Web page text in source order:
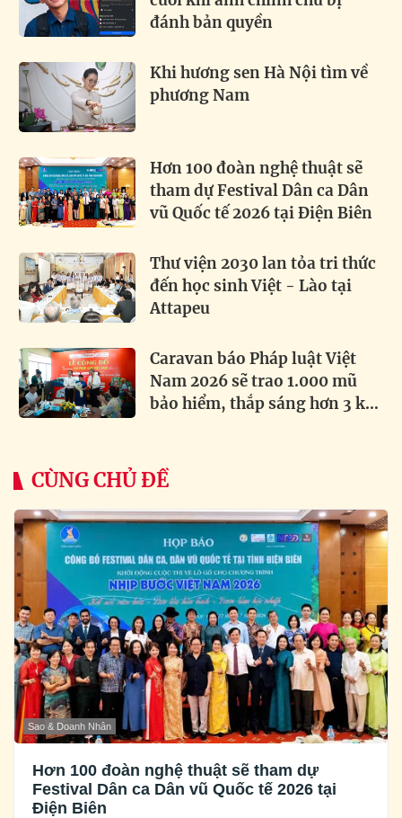
đánh bản quyền
Khi hương sen Hà Nội tìm về
phương Nam
Hơn 100 đoàn nghệ thuật sẽ
tham dự Festival Dân ca Dân
vũ Quốc tế 2026 tại Điện Biên
Thư viện 2030 lan tỏa tri thức
đến học sinh Việt - Lào tại
Attapeu
Caravan báo Pháp luật Việt
Nam 2026 sẽ trao 1.000 mũ
bảo hiểm, thắp sáng hơn 3 km
CÙNG CHỦ ĐỀ
Sao & Doanh Nhân
Hơn 100 đoàn nghệ thuật sẽ tham dự
Festival Dân ca Dân vũ Quốc tế 2026 tại
Điện Biên